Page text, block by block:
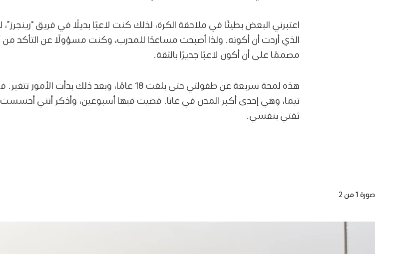
اعتبرني البعض بطيئًا في ملاحقة الكرة، لذلك كنت لاعبًا بديلًا في فريق
الذي أردت أن أكونه. ولذا أصبحت مساعدًا للمدرب، وكنت مسؤولًا عن التأكد من
مصممًا على أن أكون لاعبًا جديرًا بالثقة.
هذه لمحة سريعة عن طفولتي حتى بلغت 18 عامًا، وبعد
تيما، وهي إحدى أكبر المدن في غانا. قضيت فيها أسبوعين، وأذكر أنني
ثقتي بنفسي.
صورة 1 من 2